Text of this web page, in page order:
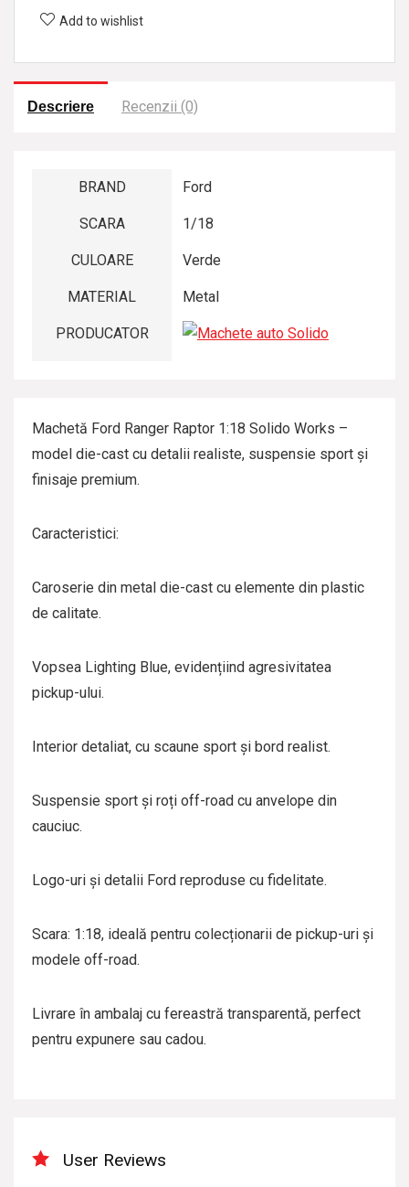
t
Add to wishlist
Descriere Recenzii (0)
BRAND Ford
SCARA 1/18
CULOARE Verde
MATERIAL Metal
PRODUCATOR
Machetă Ford Ranger Raptor 1:18 Solido Works –
model die-cast cu detalii realiste, suspensie sport și
finisaje premium.
Caracteristici:
Caroserie din metal die-cast cu elemente din plastic
de calitate.
Vopsea Lighting Blue, evidențiind agresivitatea
pickup-ului.
Interior detaliat, cu scaune sport și bord realist.
Suspensie sport și roți off-road cu anvelope din
cauciuc.
Logo-uri și detalii Ford reproduse cu fidelitate.
Scara: 1:18, ideală pentru colecționarii de pickup-uri și
modele off-road.
Livrare în ambalaj cu fereastră transparentă, perfect
pentru expunere sau cadou.
User Reviews